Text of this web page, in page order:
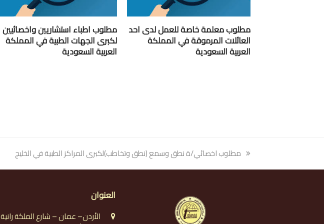
مطلوب معلمة خاصة للعمل لدى احد
العائلات المرموقة في المملكة
العربية السعودية
مطلوب اطباء استشاريين واخصائيين
لكبرى الجهات الطبية في المملكة
العربية السعودية
previous
مطلوب اخصائي/ة نطق وسمع (نطق وتخاطب)لكبرى المراكز الطبية في الخليج
العنوان
الأردن– عمان – شارع الملكة رانية